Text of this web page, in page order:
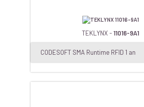
TEKLYNX -11016-9A1
CODESOFT SMA Runtime RFID 1 an